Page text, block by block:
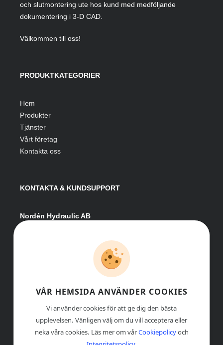
och slutmontering ute hos kund med medföljande
dokumentering i 3-D CAD.
Välkommen till oss!
PRODUKTKATEGORIER
Hem
Produkter
Tjänster
Vårt företag
Kontakta oss
KONTAKTA & KUNDSUPPORT
Nordén Hydraulic AB
info@nordenhydraulic.se
Org-nr: 556531-8424
VÅR HEMSIDA ANVÄNDER COOKIES
Vi använder cookies för att ge dig den bästa
upplevelsen. Vänligen välj om du vill acceptera eller
neka våra cookies. Läs mer om vårCookiepolicyoch